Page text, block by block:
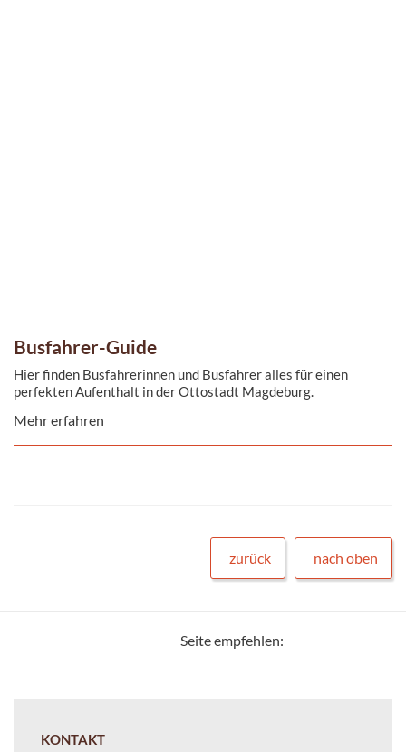
Busfahrer-Guide
Hier finden Busfahrerinnen und Busfahrer alles für einen
perfekten Aufenthalt in der Ottostadt Magdeburg.
Mehr erfahren
zurück nach oben
Seite empfehlen:
KONTAKT